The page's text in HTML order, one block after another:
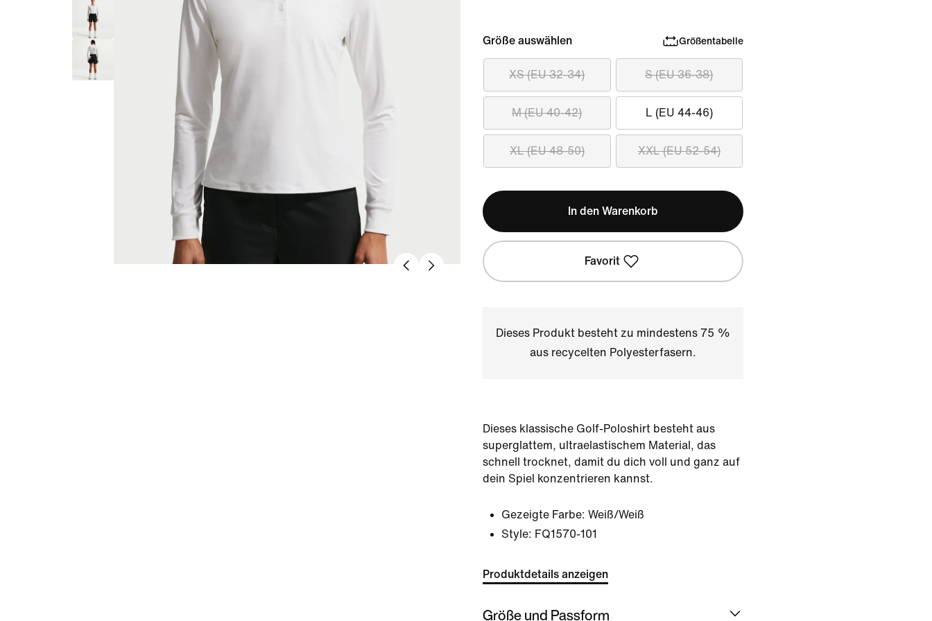
Größe auswählen Größentabelle
XS (EU 32-34) S (EU 36-38)
M (EU 40-42) L (EU 44-46)
XL (EU 48-50) XXL (EU 52-54)
In den Warenkorb
Favorit
Dieses Produkt besteht zu mindestens 75 %
aus recycelten Polyesterfasern.
Dieses klassische Golf-Poloshirt besteht aus
superglattem, ultraelastischem Material, das
schnell trocknet, damit du dich voll und ganz auf
dein Spiel konzentrieren kannst.
Gezeigte Farbe: Weiß/Weiß
Style: FQ1570-101
Produktdetails anzeigen
Größe und Passform